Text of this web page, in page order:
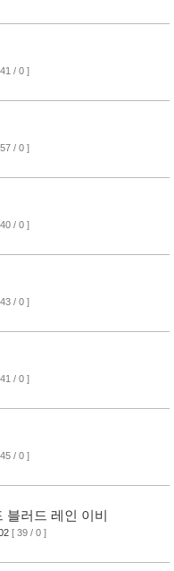
/ 0 ]
/ 0 ]
/ 0 ]
/ 0 ]
/ 0 ]
/ 0 ]
블러드 레인 이비
[ 39 / 0 ]